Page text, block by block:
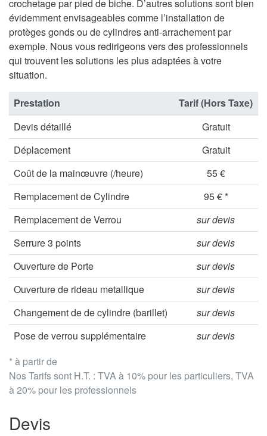
crochetage par pied de biche. D’autres solutions sont bien
évidemment envisageables comme l’installation de
protèges gonds ou de cylindres anti-arrachement par
exemple. Nous vous redirigeons vers des professionnels
qui trouvent les solutions les plus adaptées à votre
situation.
* à partir de
Nos Tarifs sont H.T. : TVA à 10% pour les particuliers, TVA
à 20% pour les professionnels
Prestation
Tarif (Hors Taxe)
Devis détaillé
Gratuit
Déplacement
Gratuit
Coût de la mainœuvre (/heure)
55 €
Remplacement de Cylindre
95 € *
Remplacement de Verrou
sur devis
Serrure 3 points
sur devis
Ouverture de Porte
sur devis
Ouverture de rideau metallique
sur devis
Changement de de cylindre (barillet)
sur devis
Pose de verrou supplémentaire
sur devis
Devis